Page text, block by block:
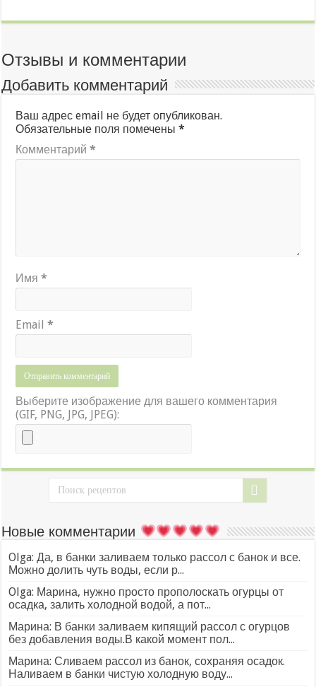
Отзывы и комментарии
Добавить комментарий
Ваш адрес email не будет опубликован.
Обязательные поля помечены*
Комментарий*
Имя*
Email*
Выберите изображение для вашего комментария
(GIF, PNG, JPG, JPEG):
Новые комментарии
Olga: Да, в банки заливаем только рассол с банок и все.
Можно долить чуть воды, если р...
Olga: Марина, нужно просто прополоскать огурцы от
осадка, залить холодной водой, а пот...
Марина: В банки заливаем кипящий рассол с огурцов
без добавления воды.В какой момент пол...
Марина: Сливаем рассол из банок, сохраняя осадок.
Наливаем в банки чистую холодную воду...